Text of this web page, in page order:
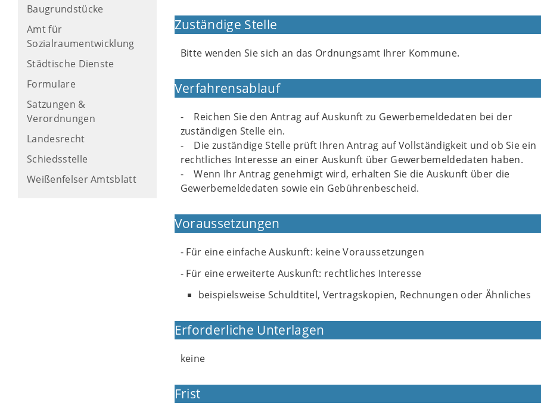
Baugrundstücke
Amt für
Sozialraumentwicklung
Städtische Dienste
Formulare
Satzungen &
Verordnungen
Landesrecht
Schiedsstelle
Weißenfelser Amtsblatt
Zuständige Stelle
Bitte wenden Sie sich an das Ordnungsamt Ihrer Kommune.
Verfahrensablauf
- Reichen Sie den Antrag auf Auskunft zu Gewerbemeldedaten bei der
zuständigen Stelle ein.
- Die zuständige Stelle prüft Ihren Antrag auf Vollständigkeit und ob Sie ein
rechtliches Interesse an einer Auskunft über Gewerbemeldedaten haben.
- Wenn Ihr Antrag genehmigt wird, erhalten Sie die Auskunft über die
Gewerbemeldedaten sowie ein Gebührenbescheid.
Voraussetzungen
- Für eine einfache Auskunft: keine Voraussetzungen
- Für eine erweiterte Auskunft: rechtliches Interesse
beispielsweise Schuldtitel, Vertragskopien, Rechnungen oder Ähnliches
Erforderliche Unterlagen
keine
Frist